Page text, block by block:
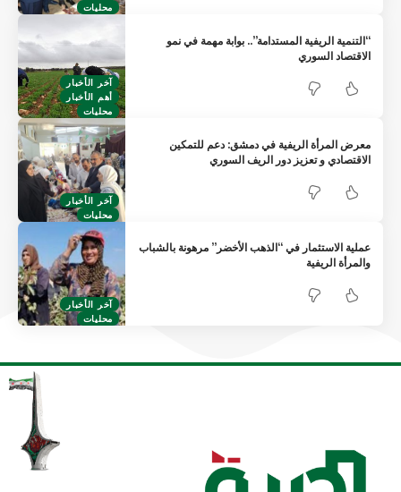
محليات
آخر الأخبار
أهم الأخبار
محليات
“التنمية الريفية المستدامة”.. بوابة مهمة في نمو
الاقتصاد السوري
آخر الأخبار
محليات
معرض المرأة الريفية في دمشق: دعم للتمكين
الاقتصادي و تعزيز دور الريف السوري
آخر الأخبار
محليات
عملية الاستثمار في “الذهب الأخضر” مرهونة بالشباب
والمرأة الريفية